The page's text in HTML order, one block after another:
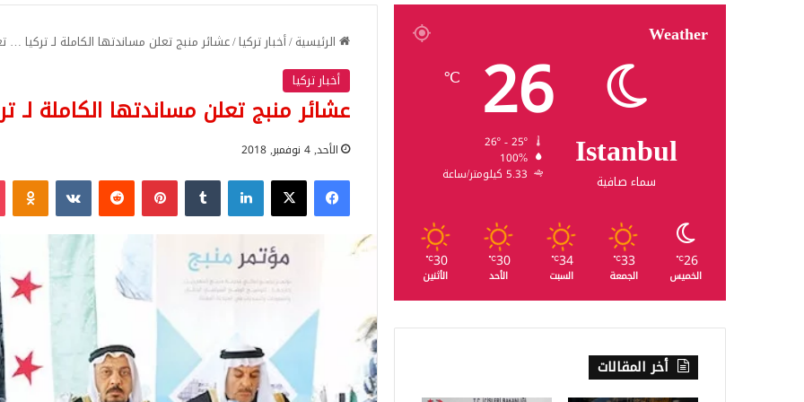
الرئيسية/أخبار تركيا/عشائر منبج تعلن مساندتها الكاملة لـ تركيا
أخبار تركيا
عشائر منبج تعلن مساندتها الكاملة
الأحد, 4 نوفمبر, 2018
فيسبوك‫X لينكدإن بينتيريست
Weather
Istanbul
سماء صافية
26
℃
100%
5.33 كيلومتر/ساعة
26
℃
الخميس
33
℃
الجمعة
34
℃
السبت
30
℃
الأحد
30
℃
الأثنين
أخر المقالات